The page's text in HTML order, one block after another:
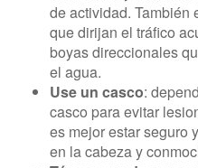
de actividad. También
que dirijan el tráfico
boyas direccionales
el agua.
Use un casco:
casco para evitar
es mejor estar seguro
en la cabeza y